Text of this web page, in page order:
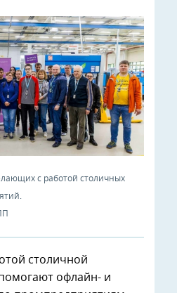
с работой столичных
столичной
офлайн- и